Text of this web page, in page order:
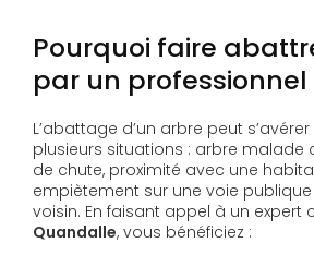
Pourquoi faire
par un
L’abattage d’un arbre peut
plusieurs situations : arbre malade
de chute, proximité avec une
empiètement sur une voie
voisin. En faisant appel à un expert
Quandalle, vous bénéficiez :